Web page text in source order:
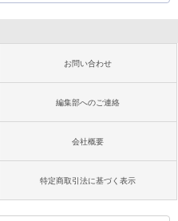
お問い合わせ
編集部へのご連絡
会社概要
特定商取引法に基づく表示